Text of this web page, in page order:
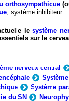
orthosympathique
, système inhibiteur.
lesystème
sur le
nerveux central
Système
du SN